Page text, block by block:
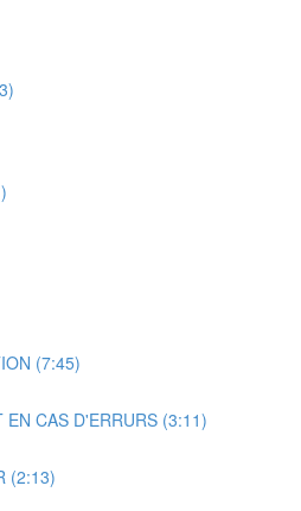
(7:45)
CAS D'ERRURS (3:11)
(2:13)